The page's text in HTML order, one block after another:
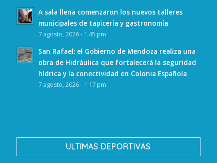
A sala llena comenzaron los nuevos talleres
municipales de tapicería y gastronomía
7 agosto, 2026 - 1:45 pm
San Rafael: el Gobierno de Mendoza realiza una
obra de Hidráulica que fortalecerá la seguridad
hídrica y la conectividad en Colonia Española
7 agosto, 2026 - 1:17 pm
ULTIMAS DEPORTIVAS